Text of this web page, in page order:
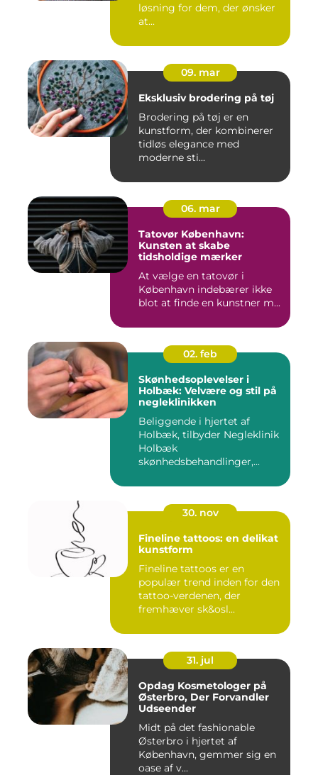
løsning for dem, der ønsker
at...
09. mar
Eksklusiv brodering på tøj
Brodering på tøj er en
kunstform, der kombinerer
tidløs elegance med
moderne sti...
06. mar
Tatovør København:
Kunsten at skabe
tidsholdige mærker
At vælge en tatovør i
København indebærer ikke
blot at finde en kunstner m...
02. feb
Skønhedsoplevelser i
Holbæk: Velvære og stil på
negleklinikken
Beliggende i hjertet af
Holbæk, tilbyder Negleklinik
Holbæk
skønhedsbehandlinger,...
30. nov
Fineline tattoos: en delikat
kunstform
Fineline tattoos er en
populær trend inden for den
tattoo-verdenen, der
fremhæver sk&osl...
31. jul
Opdag Kosmetologer på
Østerbro, Der Forvandler
Udseender
Midt på det fashionable
Østerbro i hjertet af
København, gemmer sig en
oase af v...